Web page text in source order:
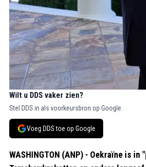
Wilt u DDS vaker zien?
Stel DDS in als voorkeursbron op Google.
Voeg DDS toe op Google
WASHINGTON (ANP) - Oekraïne is